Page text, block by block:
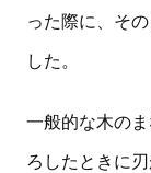
った際に、そ
した。
一般的な木の
ろしたときに